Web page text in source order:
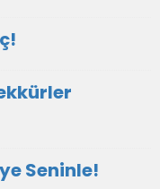
Seninle!